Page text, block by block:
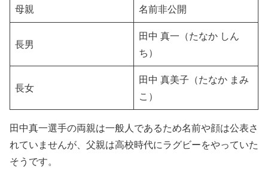
母親 名前非公開
長男
田中 真一（たなか しん
ち）
長女
田中 真美子（たなか まみ
こ）
田中真一選手の両親は一般人であるため名前や顔は公表さ
れていませんが、父親は高校時代にラグビーをやっていた
そうです。